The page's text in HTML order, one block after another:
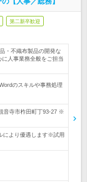
第二新卒歓迎
・不織布製品の開発な
人事業務全般をご担当
のスキルや事務処理
音寺市柞田町丁93-27 ※
により優遇します※試用